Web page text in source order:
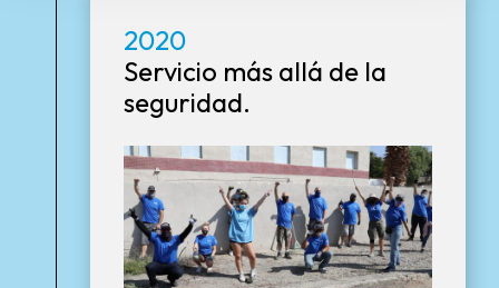
2020
Servicio más allá de la
seguridad.